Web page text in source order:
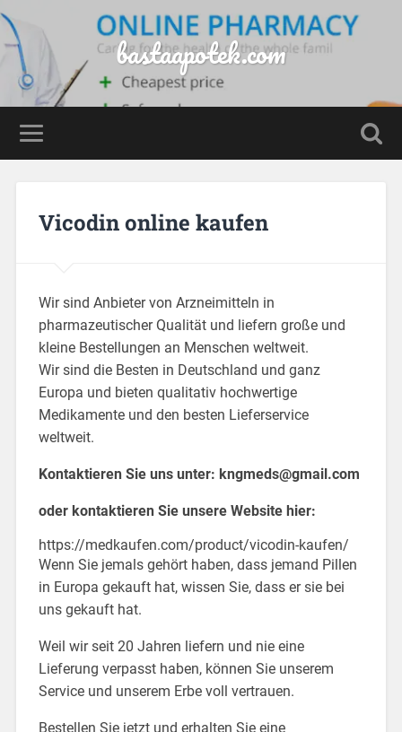
bastaapotek.com
Vicodin online kaufen
Wir sind Anbieter von Arzneimitteln in
pharmazeutischer Qualität und liefern große und
kleine Bestellungen an Menschen weltweit.
Wir sind die Besten in Deutschland und ganz
Europa und bieten qualitativ hochwertige
Medikamente und den besten Lieferservice
weltweit.
Kontaktieren Sie uns unter: kngmeds@gmail.com
oder kontaktieren Sie unsere Website hier:
https://medkaufen.com/product/vicodin-kaufen/
Wenn Sie jemals gehört haben, dass jemand Pillen
in Europa gekauft hat, wissen Sie, dass er sie bei
uns gekauft hat.
Weil wir seit 20 Jahren liefern und nie eine
Lieferung verpasst haben, können Sie unserem
Service und unserem Erbe voll vertrauen.
Bestellen Sie jetzt und erhalten Sie eine